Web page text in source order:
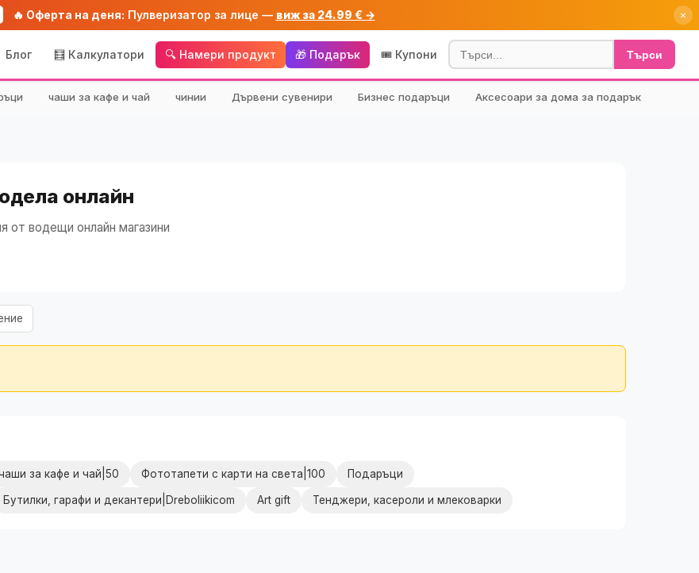
🔥 Оферта на деня: Пулверизатор за лице — виж за 24.99 € → ×
Блог 🧮 Калкулатори 🔍 Намери продукт 🎁 Подарък 🎟️ Купони Търси
чаши за кафе и чай чинии Дървени сувенири Бизнес подаръци Аксесоари за дома за подарък
онлайн
от водещи онлайн магазини
за кафе и чай|50 Фототапети с карти на света|100 Подаръци
Бутилки, гарафи и декантери|Dreboliikicom Art gift Тенджери, касероли и млековарки